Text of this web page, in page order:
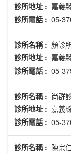
診所地址 : 嘉義
診所電話 : 05-
診所名稱 : 顏診
診所地址 : 嘉義
診所電話 : 05-
診所名稱 : 尚群
診所地址 : 嘉義
診所電話 : 05-
診所名稱 : 陳宗